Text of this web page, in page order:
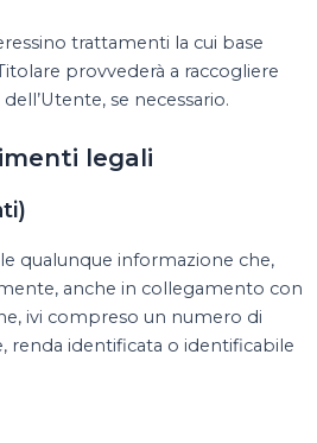
trattamenti la cui base
provvederà a raccogliere
se necessario.
legali
qualunque informazione che,
anche in collegamento con
ivi compreso un numero di
renda identificata o identificabile